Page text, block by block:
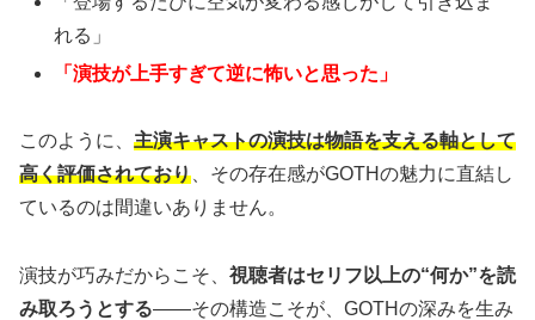
れる」
「演技が上手すぎて逆に怖いと思った」
このように、 主演キャストの演技は物語を支える軸として
高く評価されており 、その存在感がGOTHの魅力に直結し
ているのは間違いありません。
演技が巧みだからこそ、 視聴者はセリフ以上の“何か”を読
み取ろうとする――その構造こそが、GOTHの深みを生み